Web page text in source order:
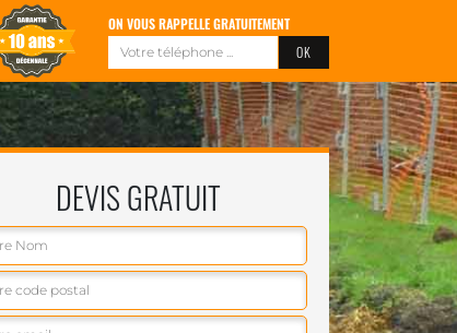
ON VOUS RAPPELLE GRATUITEMENT
DEVIS GRATUIT